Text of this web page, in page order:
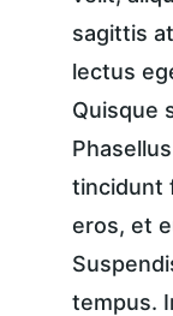
sagittis
lectus
Quisque
tincidunt
eros, et
tempus.